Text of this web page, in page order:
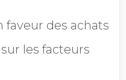
des achats
les facteurs